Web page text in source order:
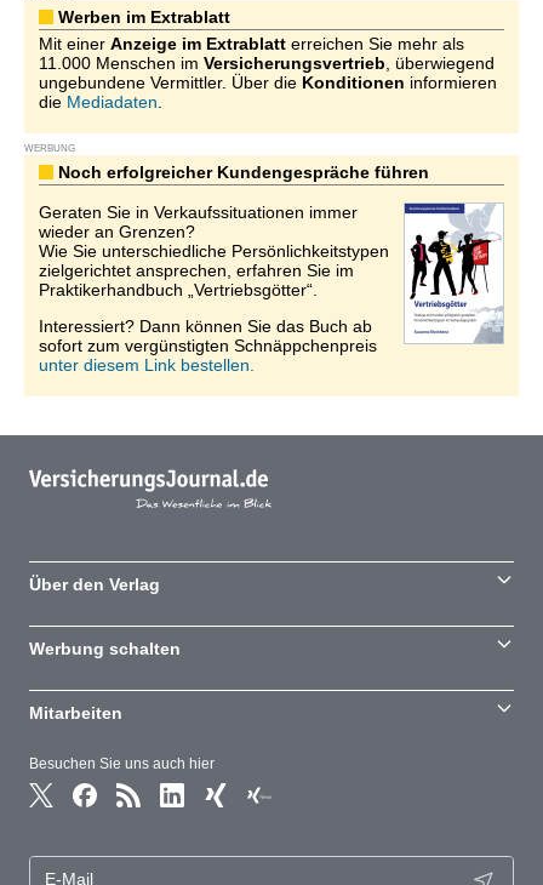
Werben im Extrablatt
Mit einer Anzeige im Extrablatt erreichen Sie mehr als
11.000 Menschen im Versicherungsvertrieb , überwiegend
ungebundene Vermittler. Über die Konditionen informieren
die Mediadaten
WERBUNG
Noch erfolgreicher Kundengespräche führen
Geraten Sie in Verkaufssituationen immer
wieder an Grenzen?
Wie Sie unterschiedliche Persönlichkeitstypen
zielgerichtet ansprechen, erfahren Sie im
Praktikerhandbuch „Vertriebsgötter“.
Interessiert? Dann können Sie das Buch ab
sofort zum vergünstigten Schnäppchenpreis
unter diesem Link bestellen.
Besuchen Sie uns auch hier
Über den Verlag
Werbung schalten
Mitarbeiten